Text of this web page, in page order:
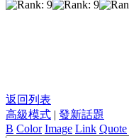
返回列表
高級模式 | 發新話題
B Color Image Link Quote